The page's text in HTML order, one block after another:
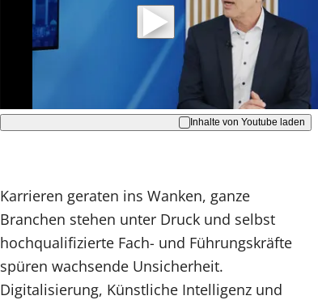
Hinweise dazu erhalten Sie in der
Datenschutzerklärung
Akzeptieren
Inhalte von Youtube laden
Karrieren geraten ins Wanken, ganze
Branchen stehen unter Druck und selbst
hochqualifizierte Fach- und Führungskräfte
spüren wachsende Unsicherheit.
Digitalisierung, Künstliche Intelligenz und